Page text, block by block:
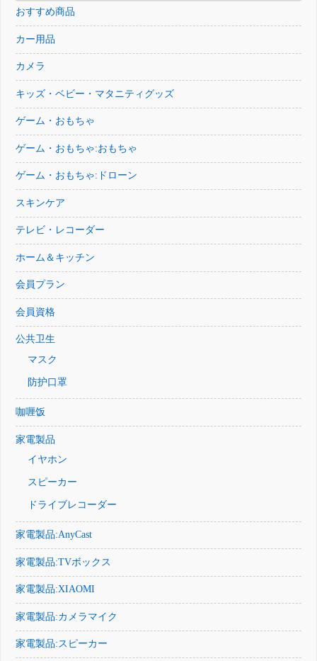
おすすめ商品
カー用品
カメラ
キッズ・ベビー・マタニティグッズ
ゲーム・おもちゃ
ゲーム・おもちゃ:おもちゃ
ゲーム・おもちゃ:ドローン
スキンケア
テレビ・レコーダー
ホーム＆キッチン
会員プラン
会員資格
公共卫生
マスク
防护口罩
咖喱饭
家電製品
イヤホン
スピーカー
ドライブレコーダー
家電製品:AnyCast
家電製品:TVボックス
家電製品:XIAOMI
家電製品:カメラマイク
家電製品:スピーカー